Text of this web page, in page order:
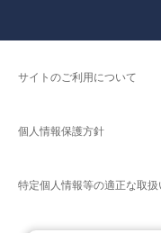
サイトのご利用について
個人情報保護方針
特定個人情報等の適正な取